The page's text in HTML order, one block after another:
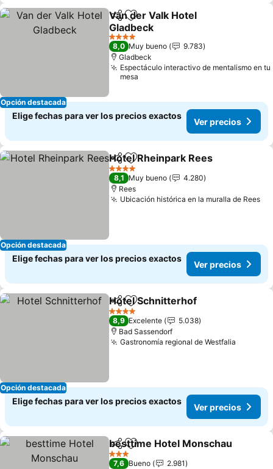
Opción destacada
CompartirAgregar a favoritos
Van der Valk Hotel
Gladbeck
4 Estrellas
8,0 Muy bueno
9.783
Gladbeck
Espectáculo interactivo de mentalismo en tu
mesa
Elige fechas para ver los precios exactos
Ver precios
Opción destacada
CompartirAgregar a favoritos
Hotel Rheinpark Rees
4 Estrellas
8,1 Muy bueno
4.280
Rees
Ubicación histórica en la muralla de Rees
Elige fechas para ver los precios exactos
Ver precios
Opción destacada
CompartirAgregar a favoritos
Hotel Schnitterhof
4 Estrellas
8,9 Excelente
5.038
Bad Sassendorf
Gastronomía regional de Westfalia
Elige fechas para ver los precios exactos
Ver precios
CompartirAgregar a favoritos
besttime Hotel Monschau
3 Estrellas
7,6 Bueno
2.981